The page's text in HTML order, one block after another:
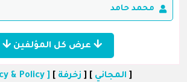
محمد حامد
عرض كل المؤلفين
[ المجاني ] [ زخرفة ]
[ Privacy & Policy ]